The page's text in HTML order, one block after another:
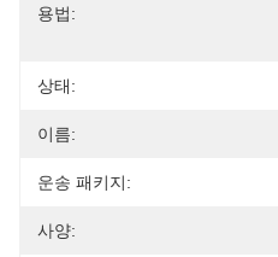
용법:
상태:
이름:
운송 패키지:
사양: